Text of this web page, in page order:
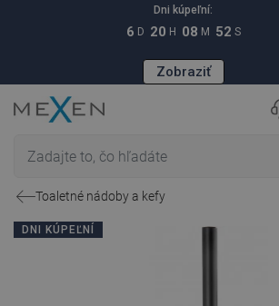
Dni kúpeľní:
6 D 20 H 08 M 51 S
Zobraziť
Toaletné nádoby a kefy
DNI KÚPEĽNÍ